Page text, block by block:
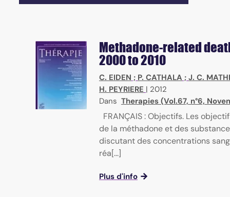
Methadone-related
2000 to 2010
C. EIDEN ; P. CATHALA ; J. C.
H. PEYRIERE | 2012
Dans Therapies (Vol.67, n°6,
FRANÇAIS : Objectifs. Les
de la méthadone et des
discutant des concentrations
réa[...]
Plus d'info